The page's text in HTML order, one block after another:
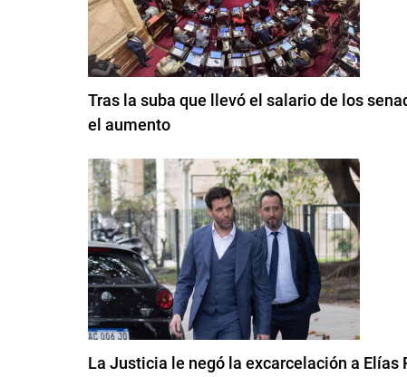
Tras la suba que llevó el salario de los
el aumento
La Justicia le negó la excarcelación a Elías